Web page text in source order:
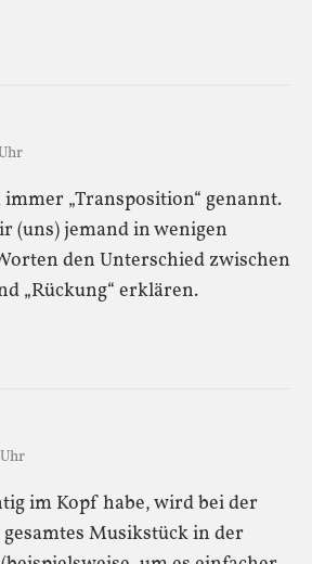
„Transposition“ genannt.
(uns) jemand in wenigen
den Unterschied zwischen
„Rückung“ erklären.
im Kopf habe, wird bei der
Musikstück in der